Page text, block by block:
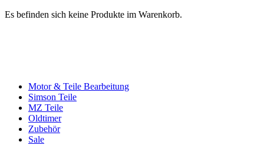
Es befinden sich keine Produkte im Warenkorb.
Motor & Teile Bearbeitung
Simson Teile
MZ Teile
Oldtimer
Zubehör
Sale